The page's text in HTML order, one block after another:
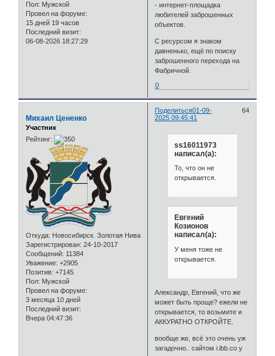
Пол: Мужской
Провел на форуме:
15 дней 19 часов
Последний визит:
06-08-2026 18:27:29
- интернет-площадка
любителей заброшенных
объектов.
С ресурсом я знаком
давненько, ещё по поиску
заброшенного перехода на
Фабричной.
0
Поделиться 64
01-09-
2025 09:45:41
Михаил Цененко
Участник
Рейтинг:
Откуда: Новосибирск. Золотая Нива
Зарегистрирован: 24-10-2017
Сообщений: 11384
Уважение: +2905
Позитив: +7145
Пол: Мужской
Провел на форуме:
3 месяца 10 дней
Последний визит:
Вчера 04:47:36
ss16011973
написал(а):
То, что он не
открывается.
Евгений
Козионов
написал(а):
У меня тоже не
открывается.
Александр, Евгений, что же
может быть проще? ежели не
открывается, то возьмите и
АККУРАТНО ОТКРОЙТЕ.
вообще же, всё это очень уж
загадочно.. сайтом i.ibb.co у